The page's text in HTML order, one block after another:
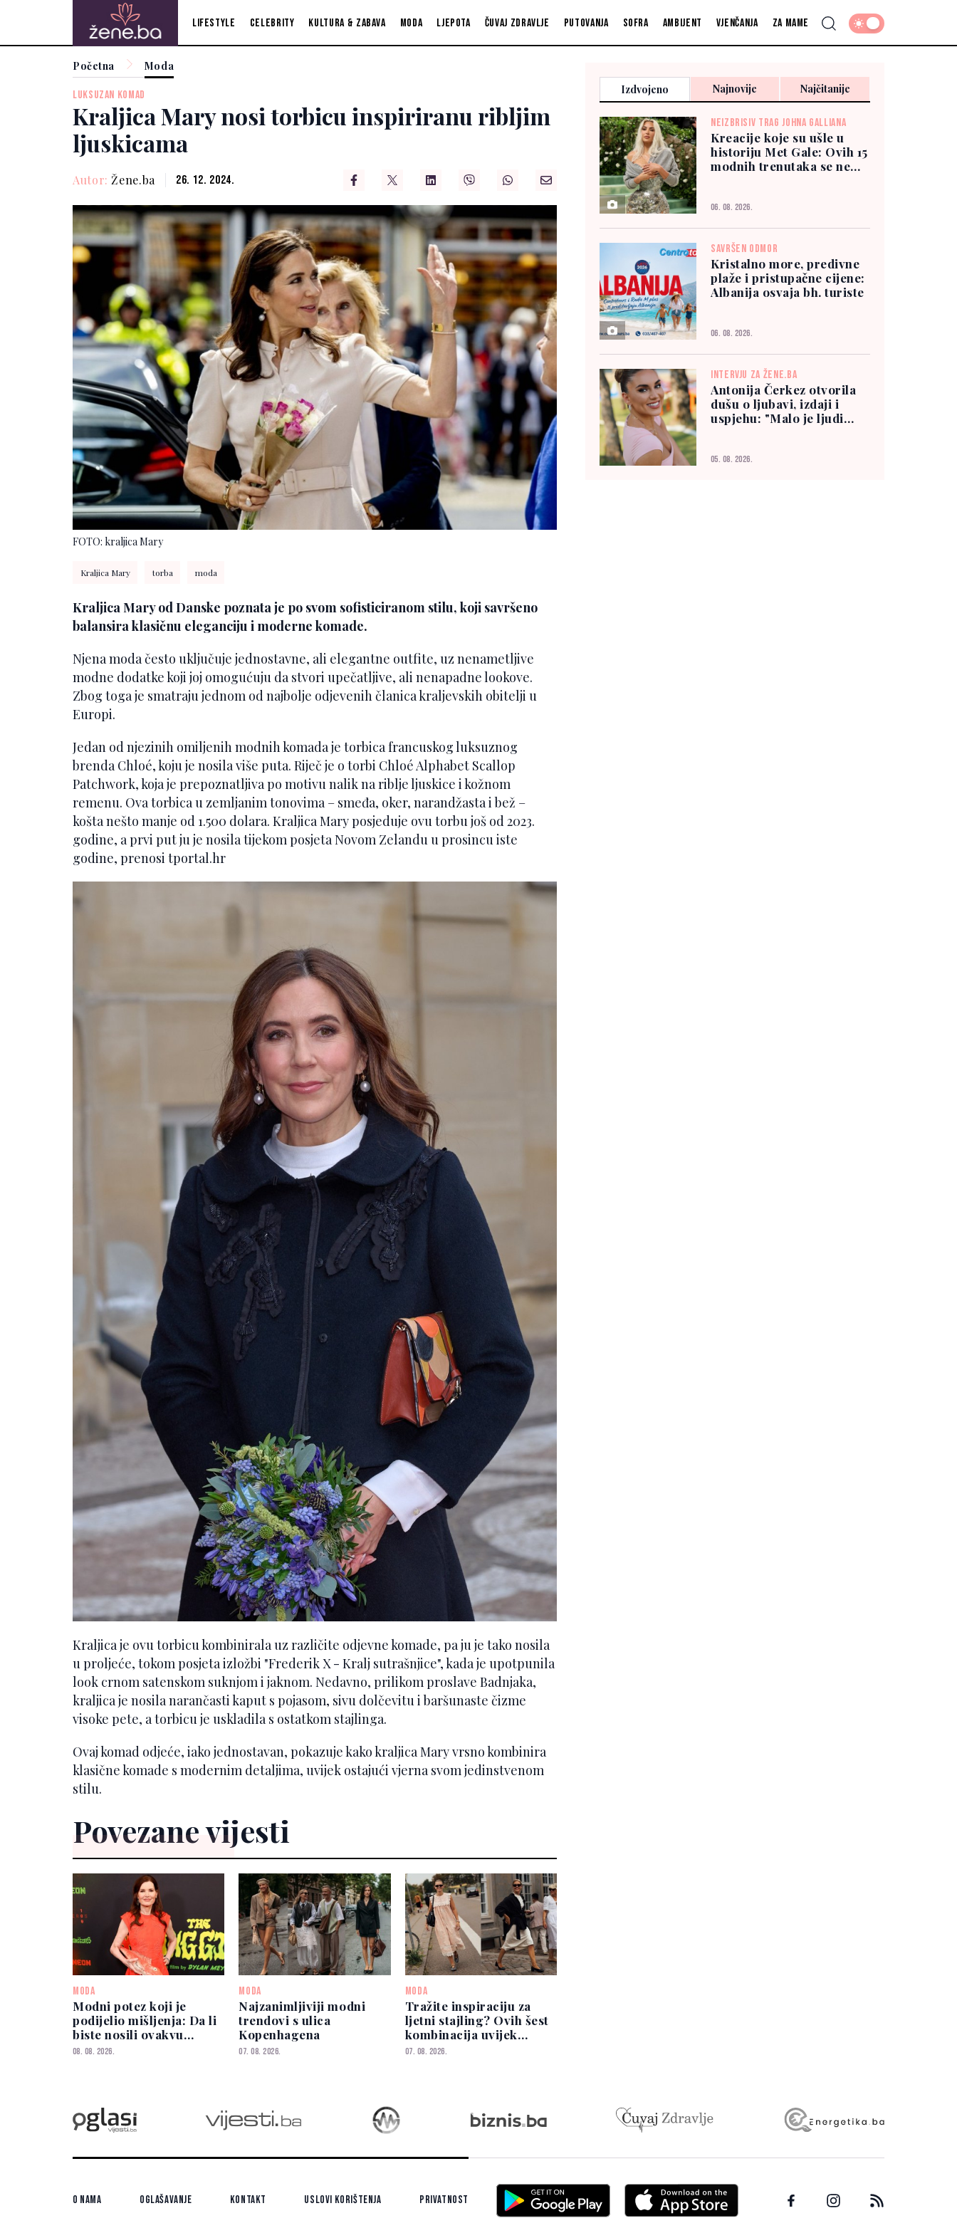
Lifestyle Celebrity Kultura & zabava Moda Ljepota Čuvaj zdravlje Putovanja Sofra Ambijent Vjenčanja Za mame
Početna Moda
LUKSUZAN KOMAD
Kraljica Mary nosi torbicu inspiriranu ribljim
ljuskicama
Autor: Žene.ba 26. 12. 2024.
FOTO: kraljica Mary
Kraljica Mary torba moda
Kraljica Mary od Danske poznata je po svom sofisticiranom stilu, koji savršeno
balansira klasičnu eleganciju i moderne komade.
Njena moda često uključuje jednostavne, ali elegantne outfite, uz nenametljive
modne dodatke koji joj omogućuju da stvori upečatljive, ali nenapadne lookove.
Zbog toga je smatraju jednom od najbolje odjevenih članica kraljevskih obitelji u
Europi.
Jedan od njezinih omiljenih modnih komada je torbica francuskog luksuznog
brenda Chloé, koju je nosila više puta. Riječ je o torbi Chloé Alphabet Scallop
Patchwork, koja je prepoznatljiva po motivu nalik na riblje ljuskice i kožnom
remenu. Ova torbica u zemljanim tonovima – smeđa, oker, narandžasta i bež –
košta nešto manje od 1.500 dolara. Kraljica Mary posjeduje ovu torbu još od 2023.
godine, a prvi put ju je nosila tijekom posjeta Novom Zelandu u prosincu iste
godine, prenosi tportal.hr
Kraljica je ovu torbicu kombinirala uz različite odjevne komade, pa ju je tako nosila
u proljeće, tokom posjeta izložbi "Frederik X - Kralj sutrašnjice", kada je upotpunila
look crnom satenskom suknjom i jaknom. Nedavno, prilikom proslave Badnjaka,
kraljica je nosila narančasti kaput s pojasom, sivu dolčevitu i baršunaste čizme
visoke pete, a torbicu je uskladila s ostatkom stajlinga.
Ovaj komad odjeće, iako jednostavan, pokazuje kako kraljica Mary vrsno kombinira
klasične komade s modernim detaljima, uvijek ostajući vjerna svom jedinstvenom
stilu.
Povezane vijesti
MODA
Modni potez koji je
podijelio mišljenja: Da li
biste nosili ovakvu
torbicu?
08. 08. 2026.
MODA
Najzanimljiviji modni
trendovi s ulica
Kopenhagena
07. 08. 2026.
MODA
Tražite inspiraciju za
ljetni stajling? Ovih šest
kombinacija uvijek
izgleda elegantno
07. 08. 2026.
Izdvojeno Najnovije Najčitanije
NEIZBRISIV TRAG JOHNA GALLIANA
Kreacije koje su ušle u
historiju Met Gale: Ovih 15
modnih trenutaka se ne
06. 08. 2026.
SAVRŠEN ODMOR
Kristalno more, predivne
plaže i pristupačne cijene:
Albanija osvaja bh. turiste
06. 08. 2026.
INTERVJU ZA ŽENE.BA
Antonija Čerkez otvorila
dušu o ljubavi, izdaji i
uspjehu: "Malo je ljudi
05. 08. 2026.
O nama Oglašavanje Kontakt Uslovi korištenja Privatnost